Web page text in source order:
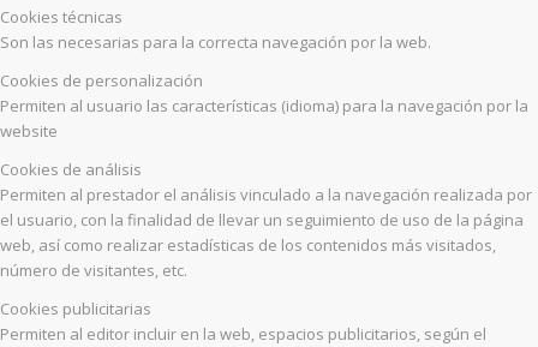
Cookies técnicas
Son las necesarias para la correcta navegación por la web.
Cookies de personalización
Permiten al usuario las características (idioma) para la navegación por la
website
Cookies de análisis
Permiten al prestador el análisis vinculado a la navegación realizada por
el usuario, con la finalidad de llevar un seguimiento de uso de la página
web, así como realizar estadísticas de los contenidos más visitados,
número de visitantes, etc.
Cookies publicitarias
Permiten al editor incluir en la web, espacios publicitarios, según el